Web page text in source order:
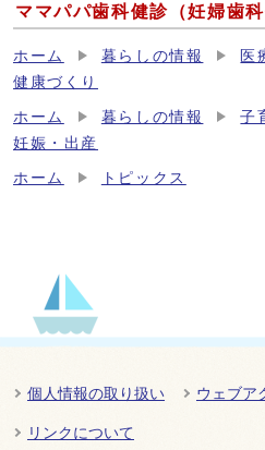
ママパパ歯科健診（妊婦歯
ホーム 暮らしの情報
医
健康づくり
ホーム 暮らしの情報
子
妊娠・出産
ホーム トピックス
個人情報の取り扱い ウェブア
リンクについて